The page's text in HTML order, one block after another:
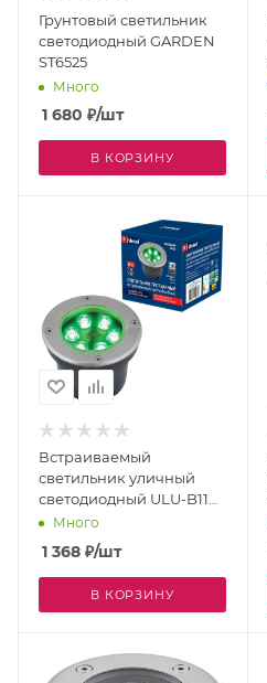
Грунтовый светильник
светодиодный GARDEN
ST6525
Много
1 680 ₽/шт
В КОРЗИНУ
Встраиваемый
светильник уличный
светодиодный ULU-B11A-
6W/GREEN IP67 GREY
Много
1 368 ₽/шт
В КОРЗИНУ